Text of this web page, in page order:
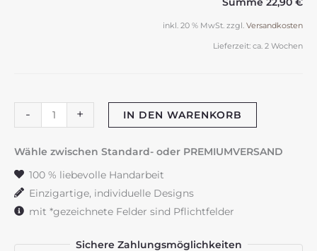
inkl. 20 % MwSt. zzgl. Versandkosten
Lieferzeit: ca. 2 Wochen
-
Babyschild
"Katze"
Menge
+ IN DEN WARENKORB
Wähle zwischen Standard- oder PREMIUMVERSAND
100 % liebevolle Handarbeit
Einzigartige, individuelle Designs
mit *gezeichnete Felder sind Pflichtfelder
Sichere Zahlungsmöglichkeiten